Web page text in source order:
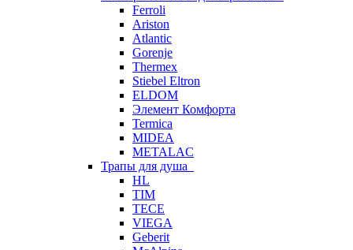
Ferroli
Ariston
Atlantic
Gorenje
Thermex
Stiebel Eltron
ELDOM
Элемент Комфорта
Termica
MIDEA
METALAC
Трапы для душа
HL
TIM
TECE
VIEGA
Geberit